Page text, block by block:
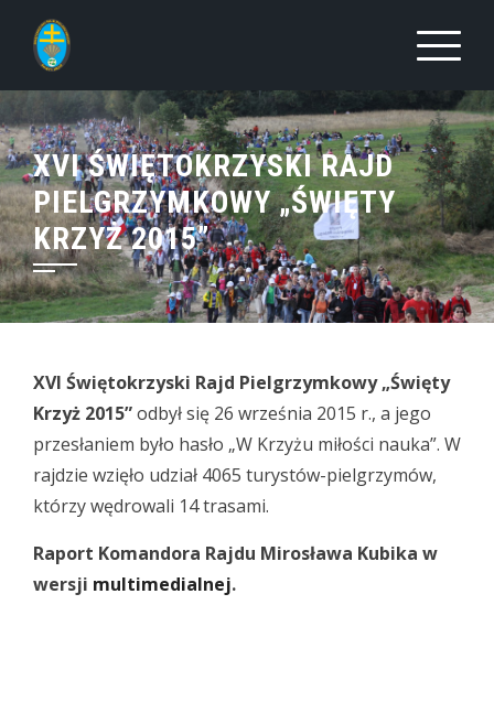
content
XVI ŚWIĘTOKRZYSKI RAJD
PIELGRZYMKOWY „ŚWIĘTY
KRZYŻ 2015”
XVI Świętokrzyski Rajd Pielgrzymkowy „Święty
Krzyż 2015”odbył się 26 września 2015 r., a jego
przesłaniem było hasło „W Krzyżu miłości nauka”. W
rajdzie wzięło udział 4065 turystów-pielgrzymów,
którzy wędrowali 14 trasami.
Raport Komandora Rajdu Mirosława Kubika w
wersji multimedialnej.